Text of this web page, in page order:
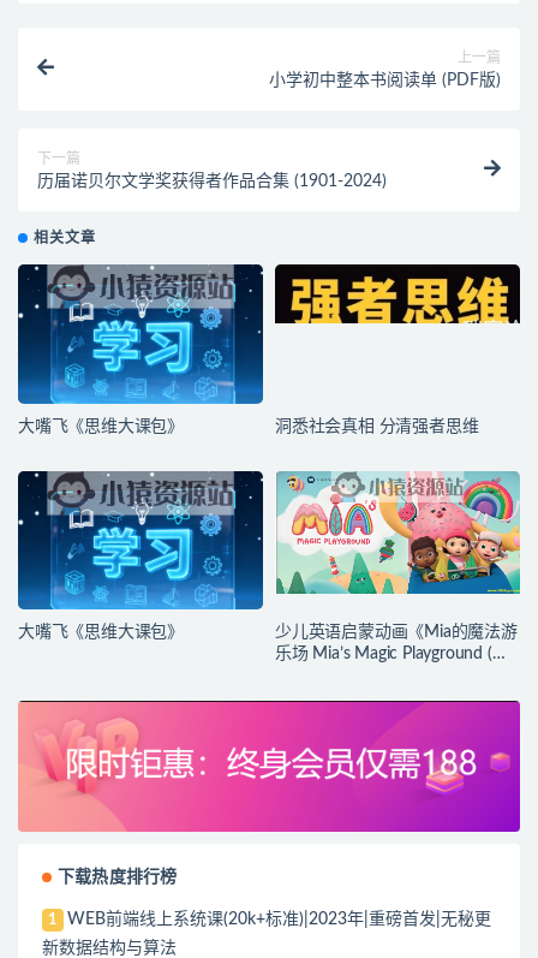
上一篇
小学初中整本书阅读单 (PDF版)
下一篇
历届诺贝尔文学奖获得者作品合集 (1901-2024)
相关文章
大嘴飞《思维大课包》 洞悉社会真相 分清强者思维
大嘴飞《思维大课包》
少儿英语启蒙动画《Mia的魔法游
乐场 Mia’s Magic Playground (动
下载热度排行榜
1
WEB前端线上系统课(20k+标准)|2023年|重磅首发|无秘更
新数据结构与算法